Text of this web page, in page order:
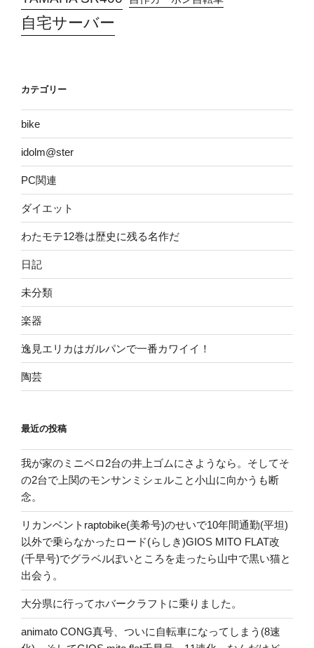
自宅サーバー
カテゴリー
bike
idolm@ster
PC関連
ダイエット
わたモテ12巻は歴史に残る名作だ
日記
未分類
楽器
逸見エリカはガルパンで一番カワイイ！
陶芸
最近の投稿
我が家のミニベロ2台の井上ゴムにさようなら。そしてそ
の2台で上関のモンサンミシェルこと小山に向かうも断
念。
リカンベントraptobike(美希号)のせいで10年間通勤(平坦)
以外で乗らなかったロード(らしき)GIOS MITO FLAT改
(千早号)でグラベルぽいところを走ったら山中で黒い猫と
出会う。
大分県に行ってホバークラフトに乗りました。
animato CONG真号、ついに自転車になってしまう(8速